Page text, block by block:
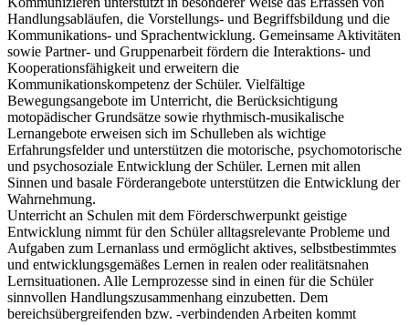
Handlungsabläufen, die Vorstellungs- und Begriffsbildung und die
Kommunikations- und Sprachentwicklung. Gemeinsame Aktivitäten
sowie Partner- und Gruppenarbeit fördern die Interaktions- und
Kooperationsfähigkeit und erweitern die
Kommunikationskompetenz der Schüler. Vielfältige
Bewegungsangebote im Unterricht, die Berücksichtigung
motopädischer Grundsätze sowie rhythmisch-musikalische
Lernangebote erweisen sich im Schulleben als wichtige
Erfahrungsfelder und unterstützen die motorische, psychomotorische
und psychosoziale Entwicklung der Schüler. Lernen mit allen
Sinnen und basale Förderangebote unterstützen die Entwicklung der
Wahrnehmung.
Unterricht an Schulen mit dem Förderschwerpunkt geistige
Entwicklung nimmt für den Schüler alltagsrelevante Probleme und
Aufgaben zum Lernanlass und ermöglicht aktives, selbstbestimmtes
und entwicklungsgemäßes Lernen in realen oder realitätsnahen
Lernsituationen. Alle Lernprozesse sind in einen für die Schüler
sinnvollen Handlungszusammenhang einzubetten. Dem
bereichsübergreifenden bzw. -verbindenden Arbeiten kommt